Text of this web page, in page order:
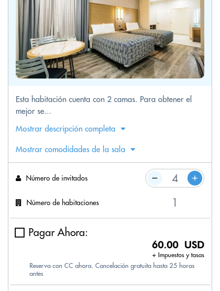
Esta habitación cuenta con 2 camas. Para obtener el
mejor se...
Mostrar descripción completa
Mostrar comodidades de la sala
Número de invitados
Número de habitaciones
Pagar Ahora:
60.00 USD
+ Impuestos y tasas
Reserva con CC ahora. Cancelación gratuita hasta 25 horas
antes